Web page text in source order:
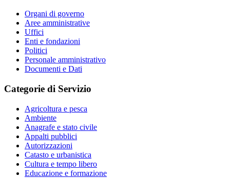
Organi di governo
Aree amministrative
Uffici
Enti e fondazioni
Politici
Personale amministrativo
Documenti e Dati
Categorie di Servizio
Agricoltura e pesca
Ambiente
Anagrafe e stato civile
Appalti pubblici
Autorizzazioni
Catasto e urbanistica
Cultura e tempo libero
Educazione e formazione